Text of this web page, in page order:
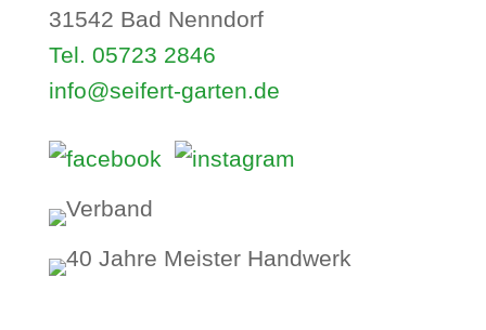
31542 Bad Nenndorf
Tel. 05723 2846
info@seifert-garten.de